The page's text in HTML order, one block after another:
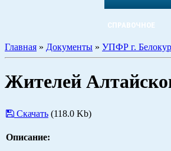
СПРАВОЧНОЕ
Главная » Документы » УПФР г.
Жителей
Скачать (118.0 Kb)
Описание: